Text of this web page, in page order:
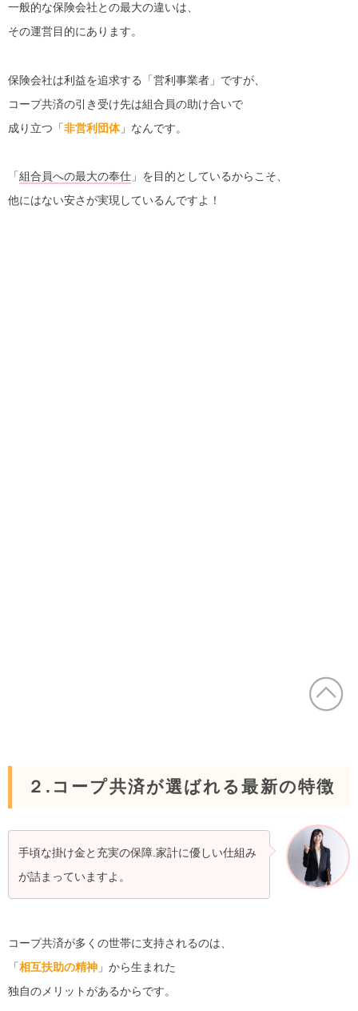
一般的な保険会社との最大の違いは、
その運営目的にあります。
保険会社は利益を追求する「営利事業者」ですが、
コープ共済の引き受け先は組合員の助け合いで
成り立つ「非営利団体」なんです。
「組合員への最大の奉仕 」を目的としているからこそ、
他にはない安さが実現しているんですよ！
２.コープ共済が選ばれる最新の特徴
手頃な掛け金と充実の保障.家計に優しい仕組み
が詰まっていますよ。
コープ共済が多くの世帯に支持されるのは、
「相互扶助の精神 」から生まれた
独自のメリットがあるからです。